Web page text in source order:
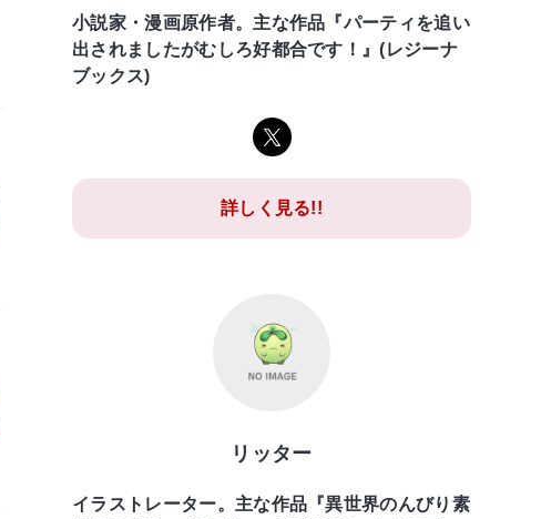
小説家・漫画原作者。主な作品『パーティを追い
出されましたがむしろ好都合です！』(レジーナ
ブックス)
詳しく見る!!
リッター
イラストレーター。主な作品『異世界のんびり素